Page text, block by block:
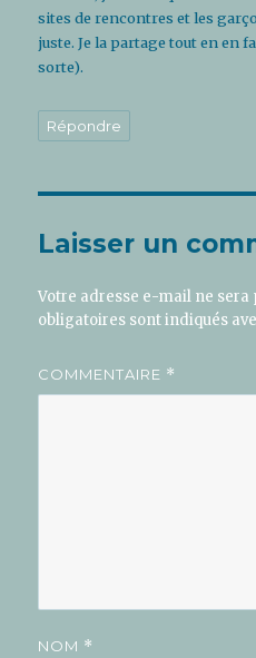
sites de rencontres et les
juste. Je la partage tout en en
sorte).
Répondre
Laisser un
Votre adresse e-mail ne sera
obligatoires sont indiqués
COMMENTAIRE *
NOM *